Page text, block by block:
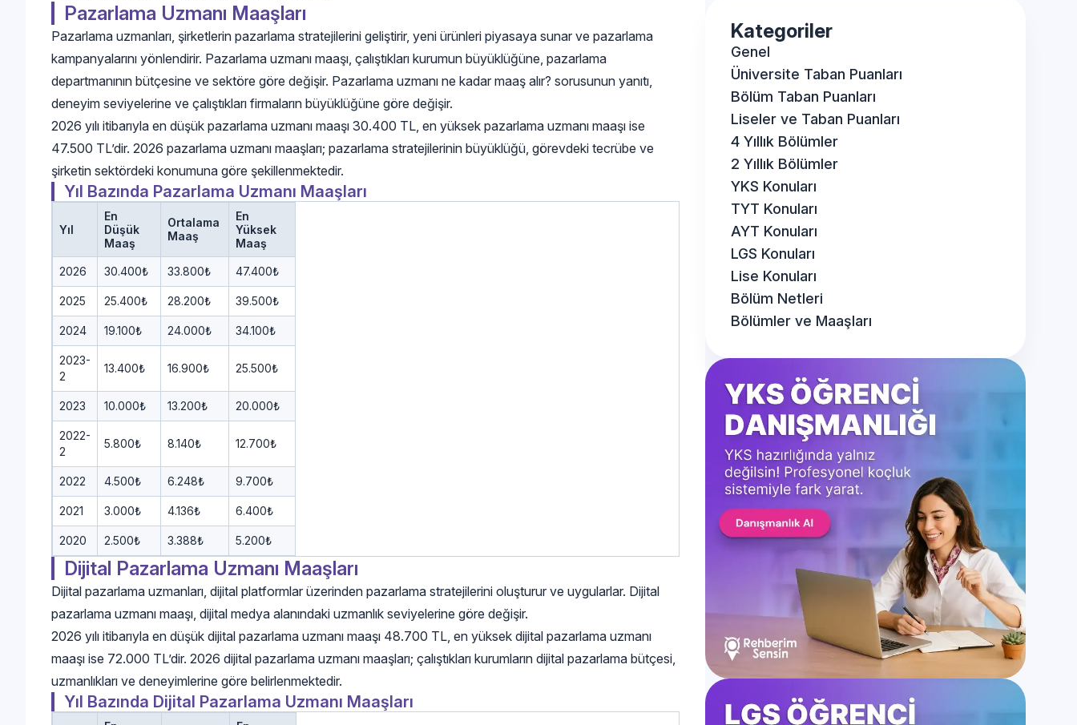
Pazarlama Uzmanı Maaşları
Pazarlama uzmanları, şirketlerin pazarlama stratejilerini geliştirir, yeni ürünleri piyasaya sunar ve pazarlama
kampanyalarını yönlendirir. Pazarlama uzmanı maaşı, çalıştıkları kurumun büyüklüğüne, pazarlama
departmanının bütçesine ve sektöre göre değişir. Pazarlama uzmanı ne kadar maaş alır? sorusunun yanıtı,
deneyim seviyelerine ve çalıştıkları firmaların büyüklüğüne göre değişir.
2026 yılı itibarıyla en düşük pazarlama uzmanı maaşı 30.400 TL, en yüksek pazarlama uzmanı maaşı ise
47.500 TL’dir. 2026 pazarlama uzmanı maaşları; pazarlama stratejilerinin büyüklüğü, görevdeki tecrübe ve
şirketin sektördeki konumuna göre şekillenmektedir.
Yıl Bazında Pazarlama Uzmanı Maaşları
Yıl
En
Düşük
Maaş
Ortalama
Maaş
En
Yüksek
Maaş
2026 30.400₺ 33.800₺ 47.400₺
2025 25.400₺ 28.200₺ 39.500₺
2024 19.100₺ 24.000₺ 34.100₺
2023-
2
13.400₺ 16.900₺ 25.500₺
2023 10.000₺ 13.200₺ 20.000₺
2022-
2
5.800₺ 8.140₺ 12.700₺
2022 4.500₺ 6.248₺ 9.700₺
2021 3.000₺ 4.136₺ 6.400₺
2020 2.500₺ 3.388₺ 5.200₺
Dijital Pazarlama Uzmanı Maaşları
Dijital pazarlama uzmanları, dijital platformlar üzerinden pazarlama stratejilerini oluşturur ve uygularlar. Dijital
pazarlama uzmanı maaşı, dijital medya alanındaki uzmanlık seviyelerine göre değişir.
2026 yılı itibarıyla en düşük dijital pazarlama uzmanı maaşı 48.700 TL, en yüksek dijital pazarlama uzmanı
maaşı ise 72.000 TL’dir. 2026 dijital pazarlama uzmanı maaşları; çalıştıkları kurumların dijital pazarlama bütçesi,
uzmanlıkları ve deneyimlerine göre belirlenmektedir.
Yıl Bazında Dijital Pazarlama Uzmanı Maaşları
Kategoriler
Genel
Üniversite Taban Puanları
Bölüm Taban Puanları
Liseler ve Taban Puanları
4 Yıllık Bölümler
2 Yıllık Bölümler
YKS Konuları
TYT Konuları
AYT Konuları
LGS Konuları
Lise Konuları
Bölüm Netleri
Bölümler ve Maaşları